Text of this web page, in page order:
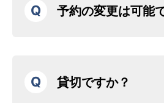
Q 予約の変更は可能
Q 貸切ですか？